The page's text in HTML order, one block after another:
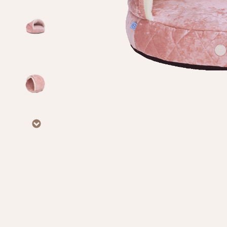
Личные данные
Вам